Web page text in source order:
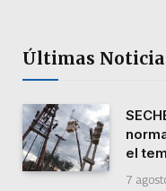
Últimas
el
7